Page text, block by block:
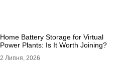
Home Battery Storage for Virtual
Power Plants: Is It Worth Joining?
2 Липня, 2026